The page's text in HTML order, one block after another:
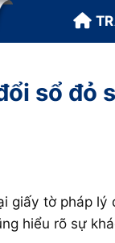
sổ đỏ
giấy tờ pháp
hiểu rõ sự